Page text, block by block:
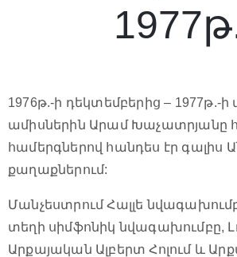
1976թ.-ի դեկտեմբերից – 1977թ.-
ամիսներին Արամ Խաչատրյանը
համերգներով հանդես էր գալիս
քաղաքներում:
Մանչեստրում Հալլե
տեղի սիմֆոնիկ նվագախումբը,
Արքայական Ալբերտ Հոլում և